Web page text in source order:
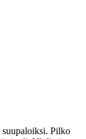
suupaloiksi. Pilko